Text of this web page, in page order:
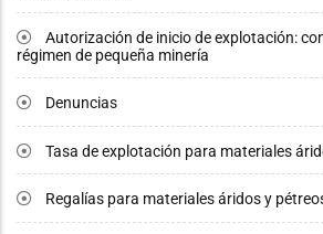
Autorización de inicio de explotación:
régimen de pequeña minería
Denuncias
Tasa de explotación para materiales
Regalías para materiales áridos y